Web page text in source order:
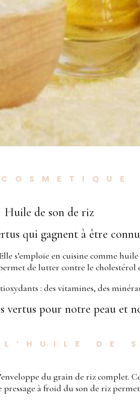
Huile de son de riz
qui gagnent à être
s’emploie en cuisine comme
de lutter contre le cholestérol
: des vitamines, des
vertus pour notre peau et
L’HUILE DE
du grain de riz complet.
pressage à froid du son de riz